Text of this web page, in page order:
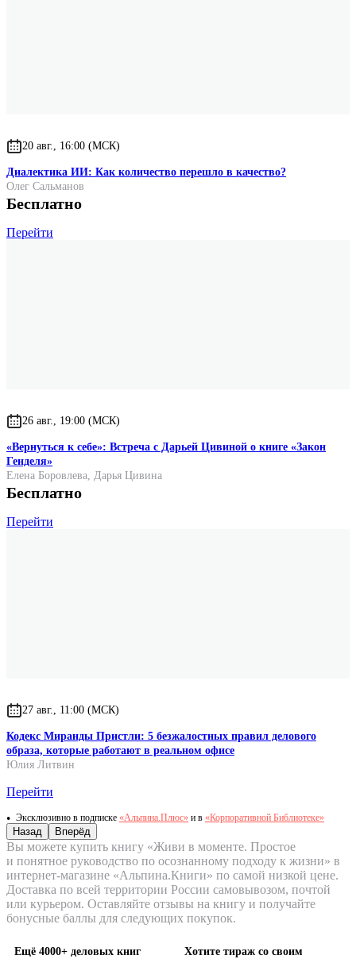
20 авг., 16:00 (МСК)
Диалектика ИИ: Как количество перешло в качество?
Олег Сальманов
Бесплатно
Перейти
26 авг., 19:00 (МСК)
«Вернуться к себе»: Встреча с Дарьей Цивиной о книге «Закон
Генделя»
Елена Боровлева, Дарья Цивина
Бесплатно
Перейти
27 авг., 11:00 (МСК)
Кодекс Миранды Пристли: 5 безжалостных правил делового
образа, которые работают в реальном офисе
Юлия Литвин
Перейти
Эксклюзивно в подписке «Альпина.Плюс» и в «Корпоративной Библиотеке»
Назад Вперёд
Вы можете купить книгу «Живи в моменте. Простое
и понятное руководство по осознанному подходу к жизни» в
интернет-магазине «Альпина.Книги» по самой низкой цене.
Доставка по всей территории России самовывозом, почтой
или курьером. Оставляйте отзывы на книгу и получайте
бонусные баллы для следующих покупок.
Ещё 4000+ деловых книг Хотите тираж со своим